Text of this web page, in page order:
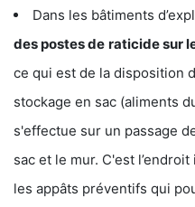
Dans les bâtiments
des postes de raticide sur
ce qui est de la disposition
stockage en sac (aliments
s'effectue sur un passage
sac et le mur. C'est
les appâts préventifs qui